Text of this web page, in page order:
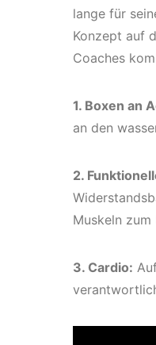
lange für
Konzept auf
Coaches
1. Boxen an
an den
2.
Muskeln zum
3. Cardio: